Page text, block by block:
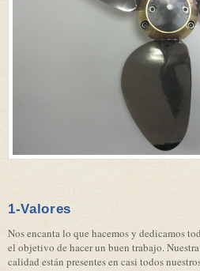
1-Valores
Nos encanta lo que hacemos y dedicamos
el objetivo de hacer un buen trabajo.
calidad están presentes en casi todos